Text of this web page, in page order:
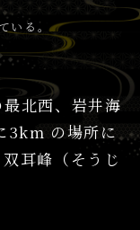
いる。
北西、岩井海
3km の場所に
耳峰（そうじ